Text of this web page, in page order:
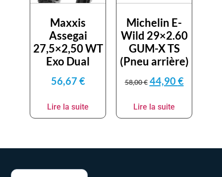
Maxxis
Assegai
27,5×2,50 WT
Exo Dual
56,67 €
Lire la suite
Michelin E-
Wild 29×2.60
GUM-X TS
(Pneu arrière)
58,00€ 44,90 €
Lire la suite